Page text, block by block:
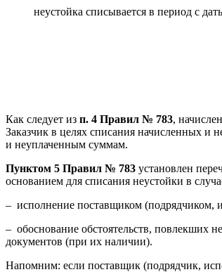
неустойка списывается в период с
Как следует из п. 4 Правил № 783,
Заказчик в целях списания начисленных и
и неуплаченным суммам.
Пунктом 5 Правил № 783 установлен
основанием для списания неустойки в
– исполнение поставщиком (подрядчиком,
– обоснование обстоятельств, повлекших
документов (при их наличии).
Напомним: если поставщик (подрядчик,